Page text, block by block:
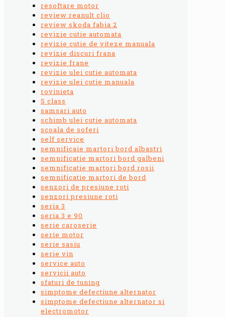
resoftare motor
review reanult clio
review skoda fabia 2
revizie cutie automata
revizie cutie de viteze manuala
revizie discuri frana
revizie frane
revizie ulei cutie automata
revizie ulei cutie manuala
rovinieta
S class
samsari auto
schimb ulei cutie automata
scoala de soferi
self service
semnificaie martori bord albastri
semnificatie martori bord galbeni
semnificatie martori bord rosii
semnificatie martori de bord
senzori de presiune roti
senzori presiune roti
seria 3
seria 3 e 90
serie caroserie
serie motor
serie sasiu
serie vin
service auto
servicii auto
sfaturi de tuning
simptome defectiune alternator
simptome defectiune alternator si
electromotor